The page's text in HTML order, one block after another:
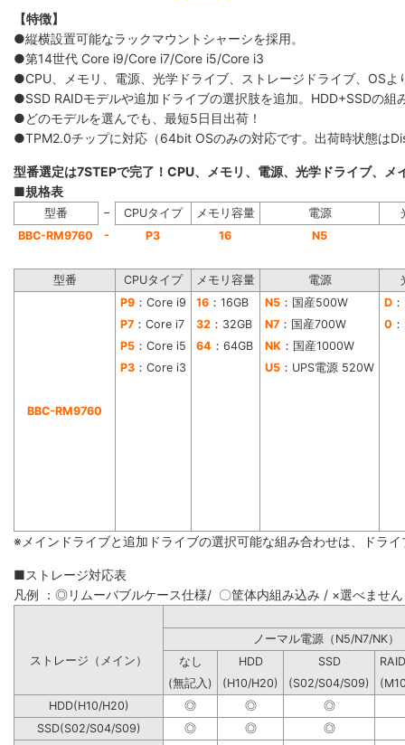
【特徴】
●縦横設置可能なラックマウントシャーシを採用。
●第14世代 Core i9/Core i7/Core i5/Core i3
●CPU、メモリ、電源、光学ドライブ、ストレージドライブ、OS
●SSD RAIDモデルや追加ドライブの選択肢を追加。HDD+SSDの
●どのモデルを選んでも、最短5日目出荷！
●TPM2.0チップに対応（64bit OSのみの対応です。出荷時状態は
型番選定は7STEPで完了！CPU、メモリ、電源、光学ドライブ、
■規格表
型番 − CPUタイプ メモリ容量 電源
BBC-RM9760
- P3 16 N5
型番 CPUタイプ メモリ容量 電源
BBC-RM9760
P9 ：Core i9 16 ：16GB N5 ：国産500W D
P7 ：Core i7 32 ：32GB N7 ：国産700W 0
P5 ：Core i5 64 ：64GB NK ：国産1000W
P3 ：Core i3 U5 ：UPS電源 520W
※メインドライブと追加ドライブの選択可能な組み合わせは、ドラ
■ストレージ対応表
凡例 ：◎リムーバブルケース仕様/ 〇筐体内組み込み / ×選べません
ノーマル電源（N5/
ストレージ（メイン）
なし HDD SSD
(無記入)
(H10/H20) (S02/S04/S09)
HDD(H10/H20)
◎ ◎
◎
SSD(S02/S04/S09)
◎ ◎
◎